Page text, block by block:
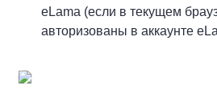
eLama (если в текущем
авторизованы в аккаунте